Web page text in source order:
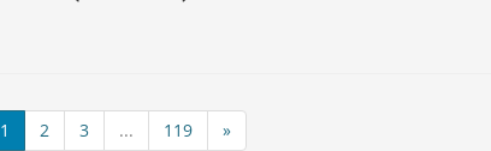
1 2 3 ... 119 »